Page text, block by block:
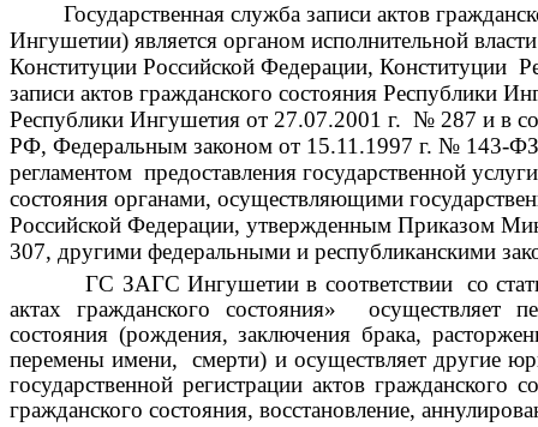
Государственная служба записи актов
Ингушетии) является органом исполнительной
Конституции Российской Федерации, Конституции
записи актов гражданского состояния Республики
Республики Ингушетия от 27.07.2001 г. № 287 и в
РФ, Федеральным законом от 15.11.1997 г. № 143-
регламентом предоставления государственной
состояния органами, осуществляющими
Российской Федерации, утвержденным Приказом
307, другими федеральными и республиканскими
ГС ЗАГС Ингушетии в соответствии со
актах гражданского состояния» осуществляет
состояния (рождения, заключения брака,
перемены имени, смерти) и осуществляет другие
государственной регистрации актов гражданского
гражданского состояния, восстановление,